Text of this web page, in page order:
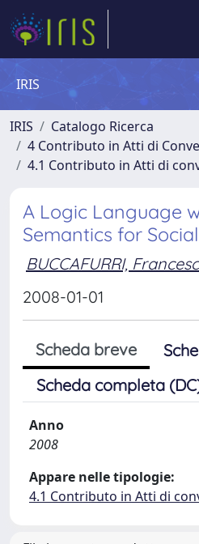
IRIS
IRIS
Catalogo Ricerca
4 Contributo in Atti di
4.1 Contributo in Atti di
A Logic Language
Semantics for
BUCCAFURRI,
2008-01-01
Scheda breve
Scheda completa
Anno
2008
Appare nelle tipologie:
4.1 Contributo in Atti di